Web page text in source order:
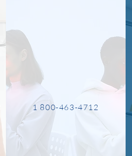
1 800-463-4712